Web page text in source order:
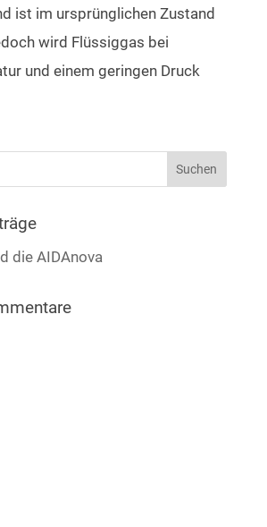
ist im ursprünglichen Zustand
wird Flüssiggas bei
und einem geringen Druck
die AIDAnova